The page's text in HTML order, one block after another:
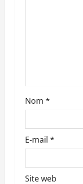
c
l
Nom *
E-mail *
Site web